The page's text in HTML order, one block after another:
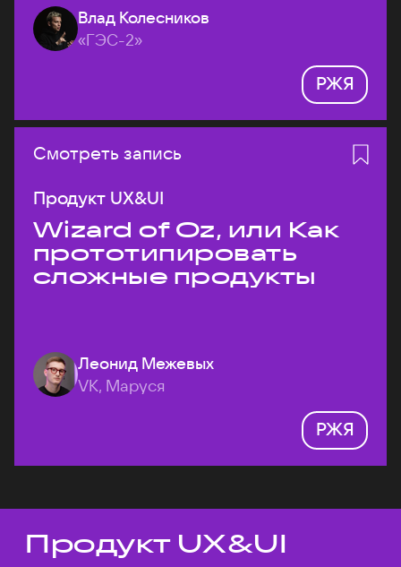
Влад Колесников
«ГЭС-2»
РЖЯ
Смотреть запись
Продукт UX&UI
Wizard of Oz, или Как
прототипировать
сложные продукты
Леонид Межевых
VK, Маруся
РЖЯ
Темы докладов
Продукт UX&UI